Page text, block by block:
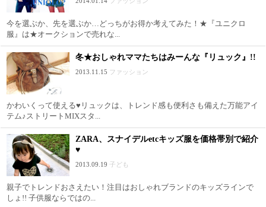
今を選ぶか、先を選ぶか…どっちがお得か考えてみた！★『ユニクロ
服』は★オークションで売れな...
冬★おしゃれママたちはみーんな『リュック』!!
2013.11.15 ファッション
かわいくって使える♥リュックは、トレンド感も便利さも備えた万能アイ
テム♪ストリートMIXスタ...
ZARA、スナイデルetcキッズ服を価格帯別で紹介
♥
2013.09.19 子ども
親子でトレンドおさえたい！注目はおしゃれブランドのキッズラインで
しょ!! 子供服ならではの...